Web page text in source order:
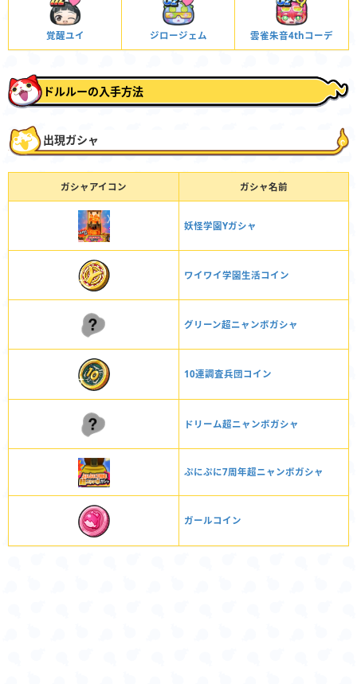
覚醒ユイ ジロージェム 雲雀朱音4thコーデ
ドルルーの入手方法
出現ガシャ
ガシャアイコン ガシャ名前
妖怪学園Yガシャ
ワイワイ学園生活コイン
グリーン超ニャンボガシャ
10連調査兵団コイン
ドリーム超ニャンボガシャ
ぷにぷに7周年超ニャンボガシャ
ガールコイン